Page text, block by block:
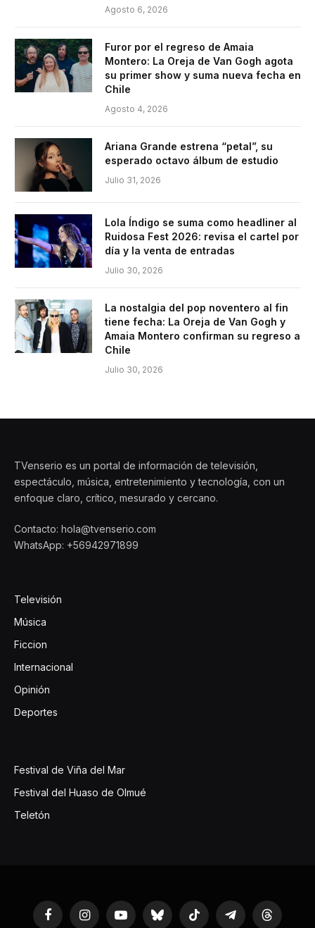
Agosto 6, 2026
Furor por el regreso de Amaia
Montero: La Oreja de Van Gogh agota
su primer show y suma nueva fecha en
Chile
Agosto 4, 2026
Ariana Grande estrena “petal”, su
esperado octavo álbum de estudio
Julio 31, 2026
Lola Índigo se suma como headliner al
Ruidosa Fest 2026: revisa el cartel por
día y la venta de entradas
Julio 30, 2026
La nostalgia del pop noventero al fin
tiene fecha: La Oreja de Van Gogh y
Amaia Montero confirman su regreso a
Chile
Julio 30, 2026
TVenserio es un portal de información de televisión,
espectáculo, música, entretenimiento y tecnología, con un
enfoque claro, crítico, mesurado y cercano.
Contacto: hola@tvenserio.com
WhatsApp: +56942971899
Televisión
Música
Ficcion
Internacional
Opinión
Deportes
Festival de Viña del Mar
Festival del Huaso de Olmué
Teletón
FacebookInstagramYouTubeBluesky TikTok TelegramThreads